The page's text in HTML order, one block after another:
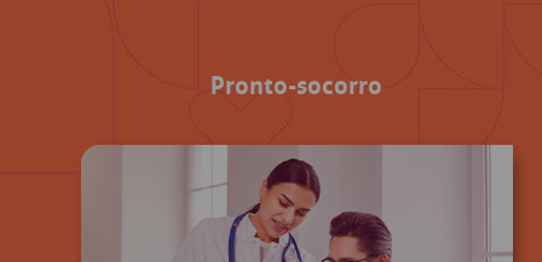
Pronto-socorro